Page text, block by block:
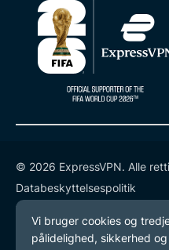
© 2026 ExpressVPN. Alle
Databeskyttelsespolitik
Tjenestevilkår
Cookie-præferencer